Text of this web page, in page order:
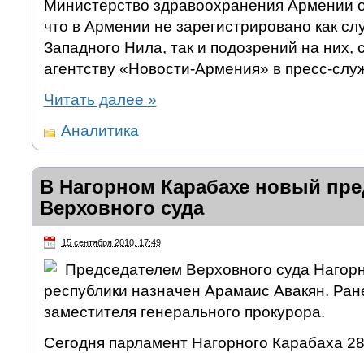
Министерство здравоохранения Армении
что в Армении не зарегистрировано как
Западного Нила, так и подозрений на них,
агентству «Новости-Армения» в пресс-
Читать далее »
Аналитика
В Нагорном Карабахе новый
Верховного суда
15 сентября 2010, 17:49
Председателем Верховного суда
республики назначен Арамаис Авакян.
заместителя генерального прокурора.
Сегодня парламент Нагорного Карабаха